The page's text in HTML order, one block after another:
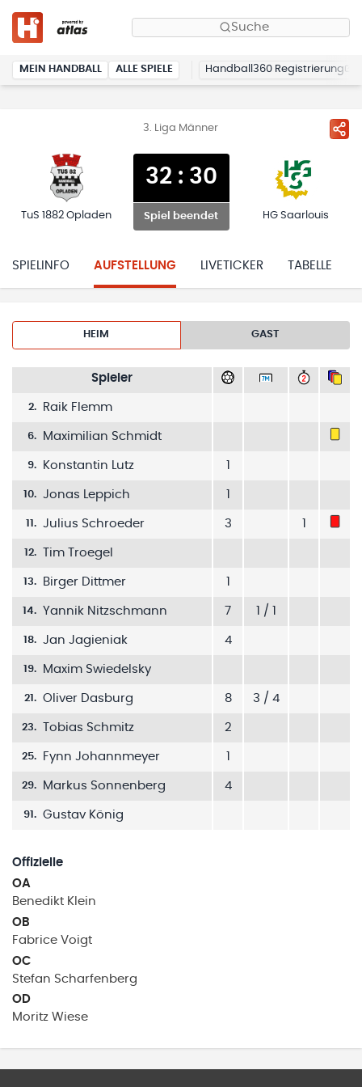
Suche
MEIN HANDBALL ALLE SPIELE Handball360 Registrierung
3. Liga Männer
TuS 1882 Opladen
32: 30
Spiel beendet HG Saarlouis
SPIELINFO AUFSTELLUNG LIVETICKER TABELLE
HEIM GAST
Spieler
2. Raik Flemm
6. Maximilian Schmidt
9. Konstantin Lutz
10. Jonas Leppich
11. Julius Schroeder 3
12. Tim Troegel
13. Birger Dittmer
14. Yannik Nitzschmann 7 1 / 1
18. Jan Jagieniak 4
19. Maxim Swiedelsky
21. Oliver Dasburg 8 3 / 4
23. Tobias Schmitz 2
25. Fynn Johannmeyer
29. Markus Sonnenberg 4
91. Gustav König
Offizielle
OA
Benedikt Klein
OB
Fabrice Voigt
OC
Stefan Scharfenberg
OD
Moritz Wiese